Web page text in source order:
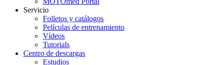
Servicio
Folletos y catálogos
Películas de entrenamiento
Vídeos
Tutorials
Centro de descargas
Estudios